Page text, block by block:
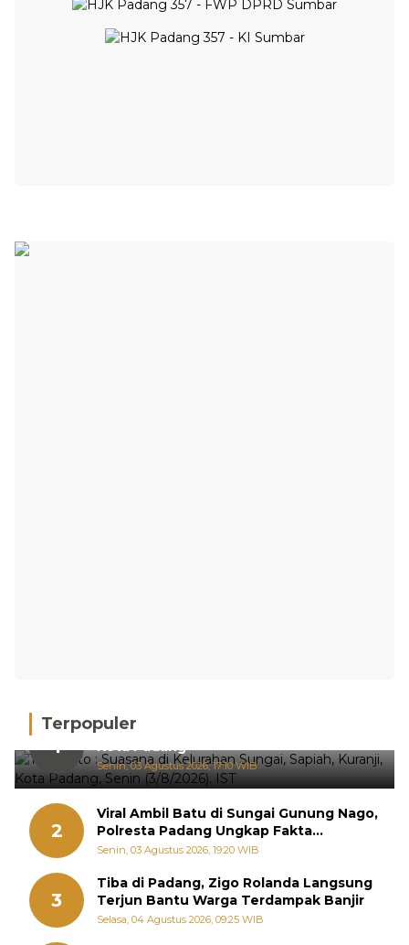
Terpopuler
1
Hujan Deras, 15 Titik Banjir Terdeteksi di
Kota Padang
Senin, 03 Agustus 2026, 17:10 WIB
2
Viral Ambil Batu di Sungai Gunung Nago,
Polresta Padang Ungkap Fakta
Sebenarnya
Senin, 03 Agustus 2026, 19:20 WIB
3
Tiba di Padang, Zigo Rolanda Langsung
Terjun Bantu Warga Terdampak Banjir
Selasa, 04 Agustus 2026, 09:25 WIB